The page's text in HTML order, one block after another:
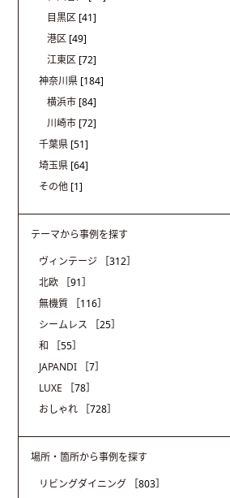
目黒区 [41]
港区 [49]
江東区 [72]
神奈川県 [184]
横浜市 [84]
川崎市 [72]
千葉県 [51]
埼玉県 [64]
その他 [1]
テーマから事例を探す
ヴィンテージ
［312］
北欧
［91］
無機質
［116］
シームレス
［25］
和
［55］
JAPANDI
［7］
LUXE
［78］
おしゃれ
［728］
場所・箇所から事例を探す
リビングダイニング
［803］